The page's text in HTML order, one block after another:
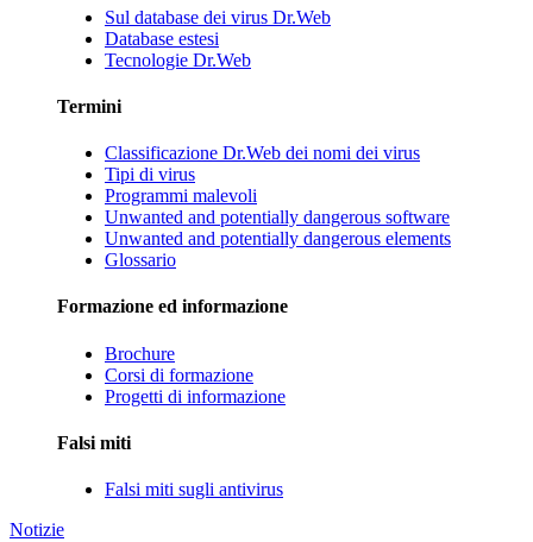
Sul database dei virus Dr.Web
Database estesi
Tecnologie Dr.Web
Termini
Classificazione Dr.Web dei nomi dei virus
Tipi di virus
Programmi malevoli
Unwanted and potentially dangerous software
Unwanted and potentially dangerous elements
Glossario
Formazione ed informazione
Brochure
Corsi di formazione
Progetti di informazione
Falsi miti
Falsi miti sugli antivirus
Notizie